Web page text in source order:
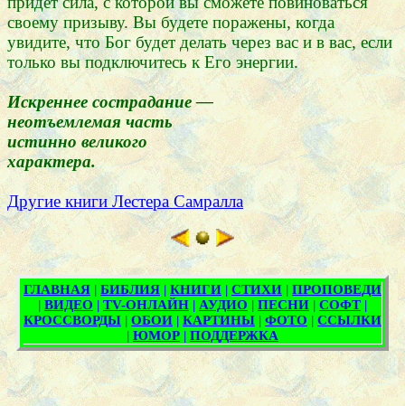
своему призыву. Вы будете поражены, когда
увидите, что Бог будет делать через вас и в вас, если
только вы подключитесь к Его энергии.
Искреннее сострадание —
неотъемлемая часть
истинно великого
характера.
Другие книги Лестера Самралла